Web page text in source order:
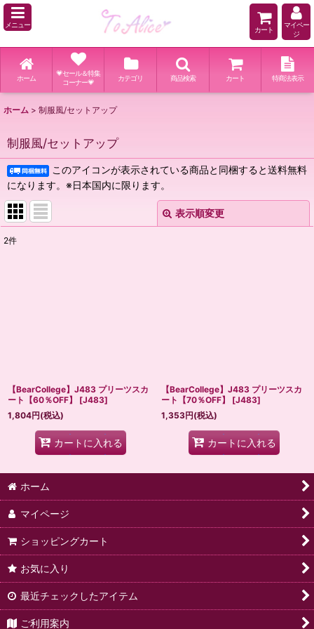
メニュー
カート
マイペー
ジ
ホーム
💗セール＆特集
コーナー💗
カテゴリ 商品検索 カート 特商法表示
ホーム > 制服風/セットアップ
制服風/セットアップ
このアイコンが表示されている商品と同梱すると送料無料
になります。※日本国内に限ります。
表示順変更
2件
【BearCollege】J483 プリーツスカ
ート【60％OFF】
[J483]
1,804円(税込)
カートに入れる
【BearCollege】J483 プリーツスカ
ート【70％OFF】
[J483]
1,353円(税込)
カートに入れる
ホーム
マイページ
ショッピングカート
お気に入り
最近チェックしたアイテム
ご利用案内